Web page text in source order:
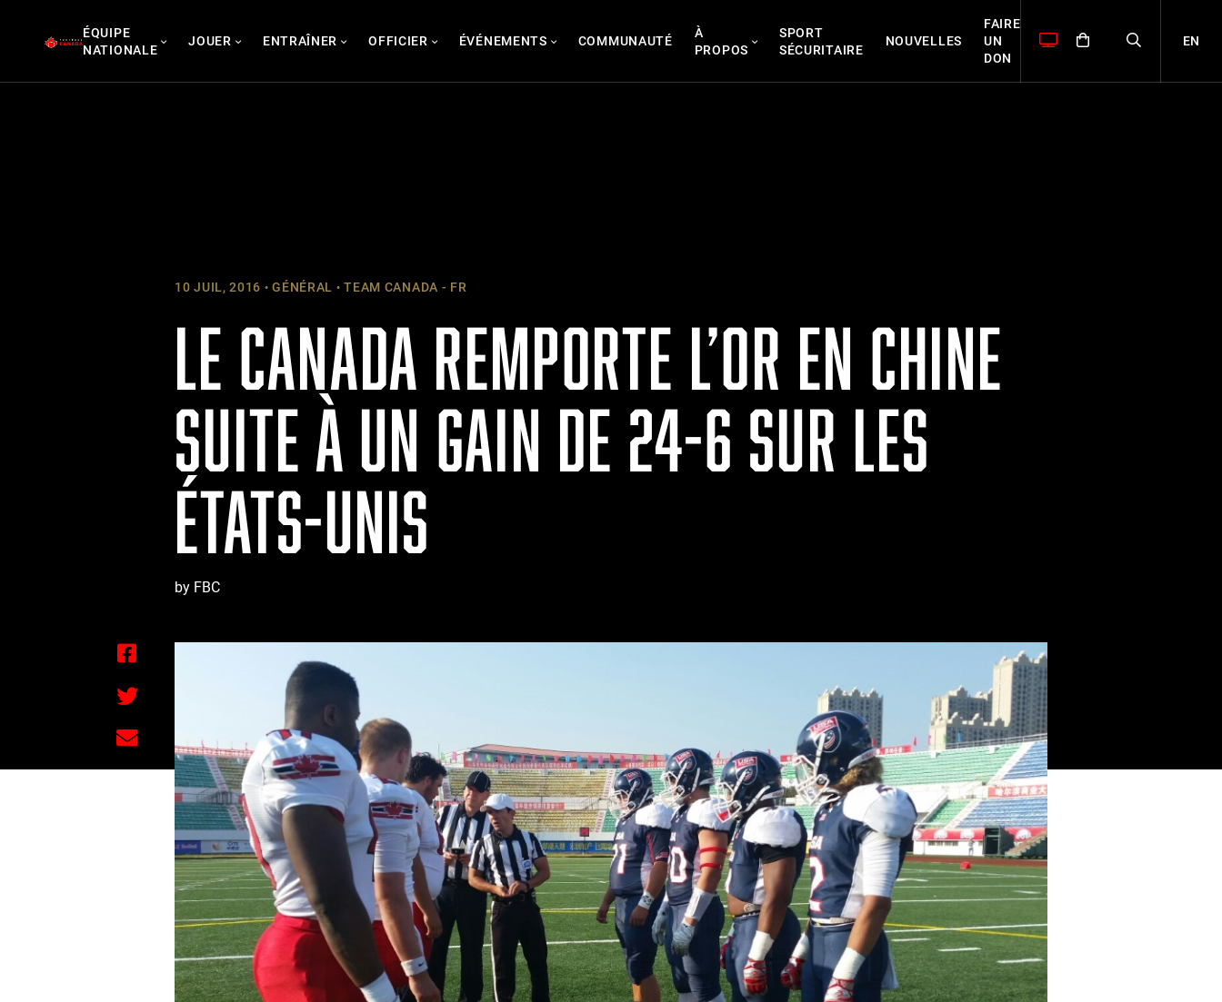
ÉQUIPE
NATIONALE
JOUER ENTRAÎNER OFFICIER ÉVÉNEMENTS COMMUNAUTÉ
À
PROPOS
SPORT
SÉCURITAIRE
NOUVELLES
FAIRE
UN
DON
EN
10 JUIL, 2016 GÉNÉRAL TEAM CANADA - FR
LE CANADA REMPORTE L’OR EN CHINE
SUITE À UN GAIN DE 24-6 SUR LES
ÉTATS-UNIS
by FBC